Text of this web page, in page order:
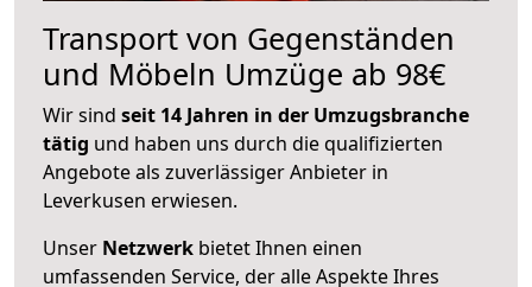
Transport von Gegenständen
und Möbeln Umzüge ab 98€
Wir sind seit 14 Jahren in der Umzugsbranche
tätig und haben uns durch die qualifizierten
Angebote als zuverlässiger Anbieter in
Leverkusen erwiesen.
Unser Netzwerk bietet Ihnen einen
umfassenden Service, der alle Aspekte Ihres